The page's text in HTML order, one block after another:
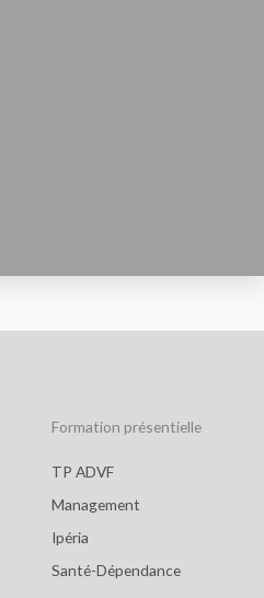
Formation présentielle
TP ADVF
Management
Ipéria
Santé-Dépendance